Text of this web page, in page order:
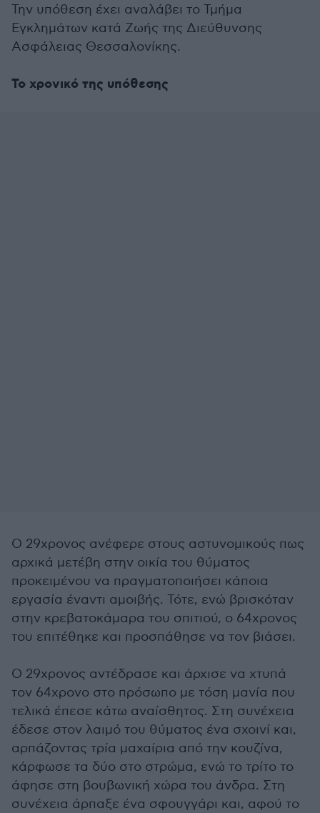
Την υπόθεση έχει αναλάβει το Τμήμα
Εγκλημάτων κατά Ζωής της Διεύθυνσης
Ασφάλειας Θεσσαλονίκης.
Το χρονικό της υπόθεσης
Ο 29χρονος ανέφερε στους αστυνομικούς πως
αρχικά μετέβη στην οικία του θύματος
προκειμένου να πραγματοποιήσει κάποια
εργασία έναντι αμοιβής. Τότε, ενώ βρισκόταν
στην κρεβατοκάμαρα του σπιτιού, ο 64χρονος
του επιτέθηκε και προσπάθησε να τον βιάσει.
Ο 29χρονος αντέδρασε και άρχισε να χτυπά
τον 64χρονο στο πρόσωπο με τόση μανία που
τελικά έπεσε κάτω αναίσθητος. Στη συνέχεια
έδεσε στον λαιμό του θύματος ένα σχοινί και,
αρπάζοντας τρία μαχαίρια από την κουζίνα,
κάρφωσε τα δύο στο στρώμα, ενώ το τρίτο το
άφησε στη βουβωνική χώρα του άνδρα. Στη
συνέχεια άρπαξε ένα σφουγγάρι και, αφού το